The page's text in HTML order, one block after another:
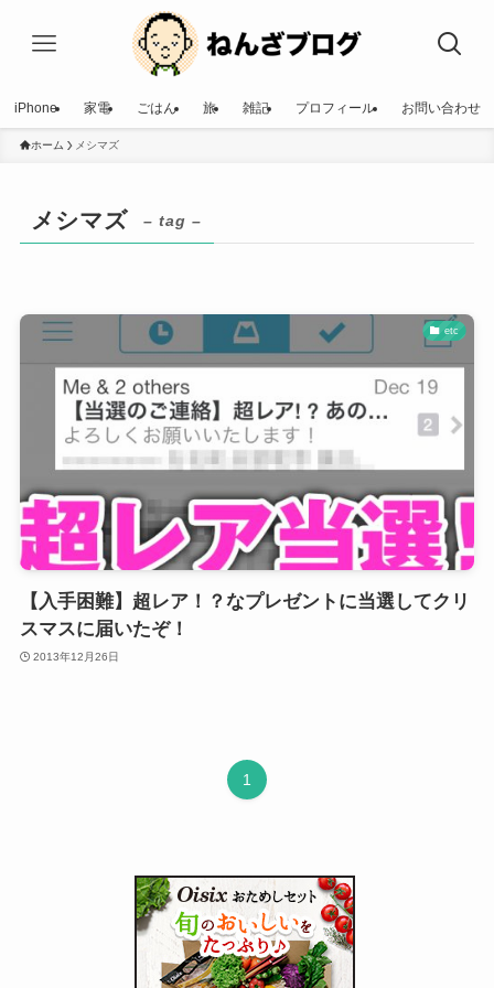
iPhone 家電 ごはん 旅 雑記 プロフィール お問い合わせ
ホーム メシマズ
メシマズ – tag –
etc
【入手困難】超レア！？なプレゼントに当選してクリ
スマスに届いたぞ！
2013年12月26日
1